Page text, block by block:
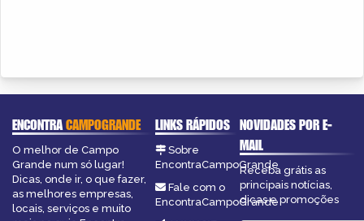
ENCONTRACAMPOGRANDE
O melhor de Campo
Grande num só lugar!
Dicas, onde ir, o que fazer,
as melhores empresas,
locais, serviços e muito
LINKS RÁPIDOS
Sobre
EncontraCampoGrande
Fale com o
EncontraCampoGrande
NOVIDADES POR E-
MAIL
Receba grátis as
principais notícias,
dicas e promoções